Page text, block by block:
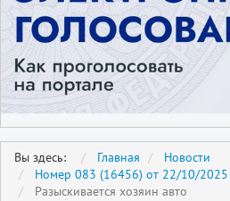
Вы здесь: Главная
Новости
Номер 083 (16456) от 22/10/2025
Разыскивается хозяин авто